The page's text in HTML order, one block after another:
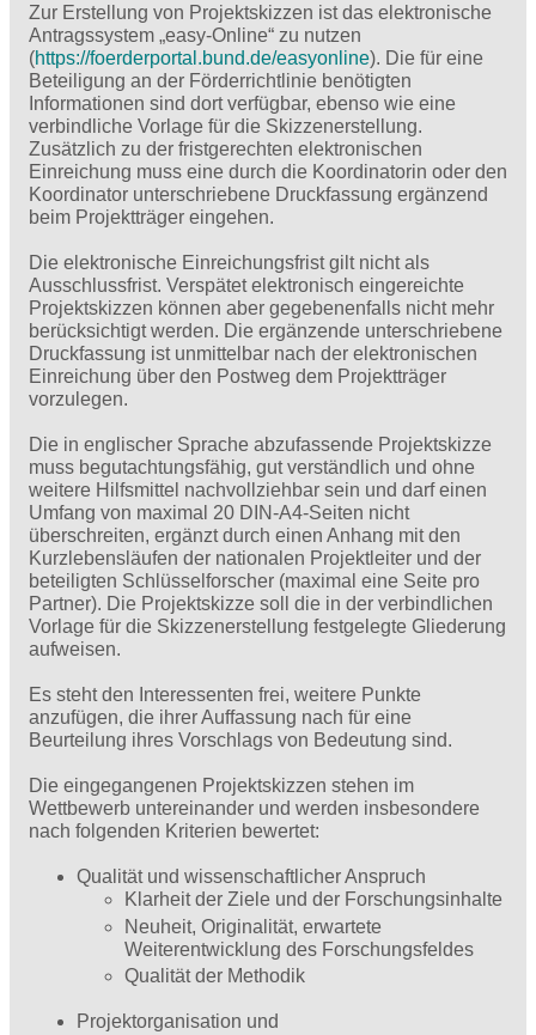
Zur Erstellung von Projektskizzen ist das elektronische
Antragssystem „easy-Online“ zu nutzen
(https://foerderportal.bund.de/easyonline). Die für eine
Beteiligung an der Förderrichtlinie benötigten
Informationen sind dort verfügbar, ebenso wie eine
verbindliche Vorlage für die Skizzenerstellung.
Zusätzlich zu der fristgerechten elektronischen
Einreichung muss eine durch die Koordinatorin oder den
Koordinator unterschriebene Druckfassung ergänzend
beim Projektträger eingehen.
Die elektronische Einreichungsfrist gilt nicht als
Ausschlussfrist. Verspätet elektronisch eingereichte
Projektskizzen können aber gegebenenfalls nicht mehr
berücksichtigt werden. Die ergänzende unterschriebene
Druckfassung ist unmittelbar nach der elektronischen
Einreichung über den Postweg dem Projektträger
vorzulegen.
Die in englischer Sprache abzufassende Projektskizze
muss begutachtungsfähig, gut verständlich und ohne
weitere Hilfsmittel nachvollziehbar sein und darf einen
Umfang von maximal 20 DIN-A4-Seiten nicht
überschreiten, ergänzt durch einen Anhang mit den
Kurzlebensläufen der nationalen Projektleiter und der
beteiligten Schlüsselforscher (maximal eine Seite pro
Partner). Die Projektskizze soll die in der verbindlichen
Vorlage für die Skizzenerstellung festgelegte Gliederung
aufweisen.
Es steht den Interessenten frei, weitere Punkte
anzufügen, die ihrer Auffassung nach für eine
Beurteilung ihres Vorschlags von Bedeutung sind.
Die eingegangenen Projektskizzen stehen im
Wettbewerb untereinander und werden insbesondere
nach folgenden Kriterien bewertet:
Qualität und wissenschaftlicher Anspruch
Klarheit der Ziele und der Forschungsinhalte
Neuheit, Originalität, erwartete
Weiterentwicklung des Forschungsfeldes
Qualität der Methodik
Projektorganisation und